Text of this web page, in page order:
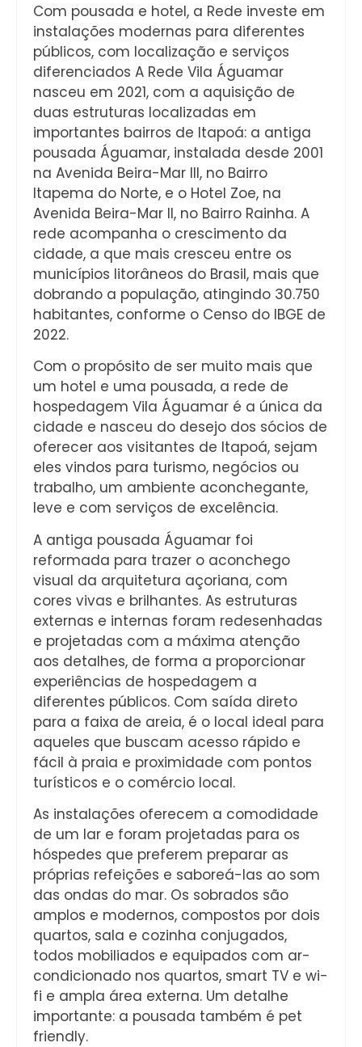
Com pousada e hotel, a Rede investe em
instalações modernas para diferentes
públicos, com localização e serviços
diferenciados A Rede Vila Águamar
nasceu em 2021, com a aquisição de
duas estruturas localizadas em
importantes bairros de Itapoá: a antiga
pousada Águamar, instalada desde 2001
na Avenida Beira-Mar III, no Bairro
Itapema do Norte, e o Hotel Zoe, na
Avenida Beira-Mar II, no Bairro Rainha. A
rede acompanha o crescimento da
cidade, a que mais cresceu entre os
municípios litorâneos do Brasil, mais que
dobrando a população, atingindo 30.750
habitantes, conforme o Censo do IBGE de
2022.
Com o propósito de ser muito mais que
um hotel e uma pousada, a rede de
hospedagem Vila Águamar é a única da
cidade e nasceu do desejo dos sócios de
oferecer aos visitantes de Itapoá, sejam
eles vindos para turismo, negócios ou
trabalho, um ambiente aconchegante,
leve e com serviços de excelência.
A antiga pousada Águamar foi
reformada para trazer o aconchego
visual da arquitetura açoriana, com
cores vivas e brilhantes. As estruturas
externas e internas foram redesenhadas
e projetadas com a máxima atenção
aos detalhes, de forma a proporcionar
experiências de hospedagem a
diferentes públicos. Com saída direto
para a faixa de areia, é o local ideal para
aqueles que buscam acesso rápido e
fácil à praia e proximidade com pontos
turísticos e o comércio local.
As instalações oferecem a comodidade
de um lar e foram projetadas para os
hóspedes que preferem preparar as
próprias refeições e saboreá-las ao som
das ondas do mar. Os sobrados são
amplos e modernos, compostos por dois
quartos, sala e cozinha conjugados,
todos mobiliados e equipados com ar-
condicionado nos quartos, smart TV e wi-
fi e ampla área externa. Um detalhe
importante: a pousada também é pet
friendly.